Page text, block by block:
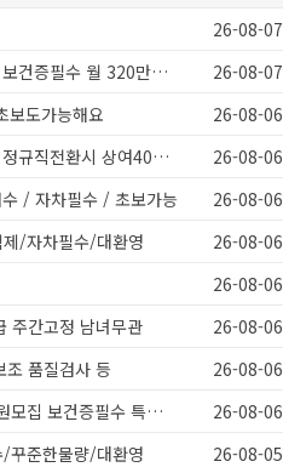
26-08-07
[천안성환] 돈가스 식품회사 주간고정,야간고정 5일근무 보건증필수 월 320만원이상 26-08-07
도가능해요 26-08-06
월360이상/ 정말쉬운일 단순포장 / 남녀무관 / F2456 / 정규직전환시 상여400프로 26-08-06
/ 자차필수 / 초보가능 26-08-06
/자차필수/대환영 26-08-06
26-08-06
주간고정 남녀무관 26-08-06
품질검사 등 26-08-06
[천안성환] 주간고정 야간고정 돈가스(식품)회사 생산인원모집 보건증필수 특근없음 급구 330만원 26-08-06
꾸준한물량/대환영 26-08-05